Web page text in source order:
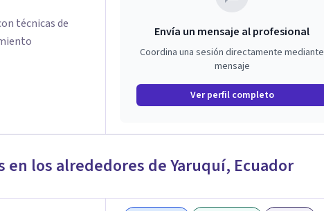
técnicas de
Envía un mensaje al profesional
Coordina una sesión directamente mediante
mensaje
Ver perfil completo
en los alrededores deYaruquí, Ecuador